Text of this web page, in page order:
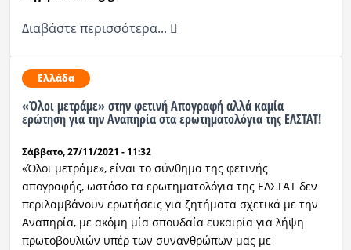
Διαβάστε περισσότερα...
Ελλάδα
«Όλοι μετράμε» στην φετινή Απογραφή αλλά καμία
ερώτηση για την Αναπηρία στα ερωτηματολόγια της ΕΛΣΤΑΤ!
Σάββατο, 27/11/2021 - 11:32
«Όλοι μετράμε», είναι το σύνθημα της φετινής
απογραφής, ωστόσο τα ερωτηματολόγια της ΕΛΣΤΑΤ δεν
περιλαμβάνουν ερωτήσεις για ζητήματα σχετικά με την
Αναπηρία, με ακόμη μία σπουδαία ευκαιρία για λήψη
πρωτοβουλιών υπέρ των συνανθρώπων μας με